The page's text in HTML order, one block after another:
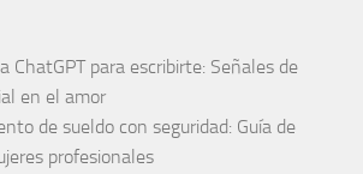
ChatGPT para escribirte: Señales de
en el amor
de sueldo con seguridad: Guía de
profesionales